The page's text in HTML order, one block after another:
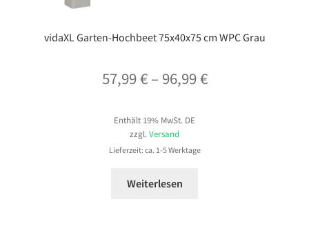
vidaXL Garten-Hochbeet 75x40x75 cm WPC Grau
57,99€ – 96,99€Preisspanne:
Enthält 19% MwSt. DE
zzgl. Versand
Lieferzeit: ca. 1-5 Werktage
Weiterlesen